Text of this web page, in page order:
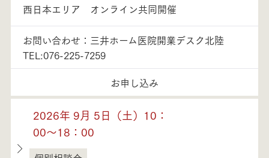
西日本エリア オンライン共同開催
お問い合わせ：三井ホーム医院開業デスク北陸
TEL:076-225-7259
お申し込み
2026年 9月 5日（土）10：
00～18：00